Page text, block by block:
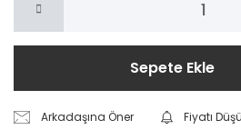
Sepete Ekle
Arkadaşına Öner
Fiyatı